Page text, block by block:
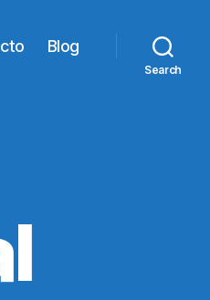
Blog
Search